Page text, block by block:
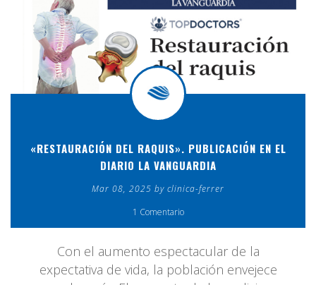
«RESTAURACIÓN DEL RAQUIS». PUBLICACIÓN EN EL
DIARIO LA VANGUARDIA
Mar 08, 2025 by clinica-ferrer
1 Comentario
Con el aumento espectacular de la
expectativa de vida, la población envejece